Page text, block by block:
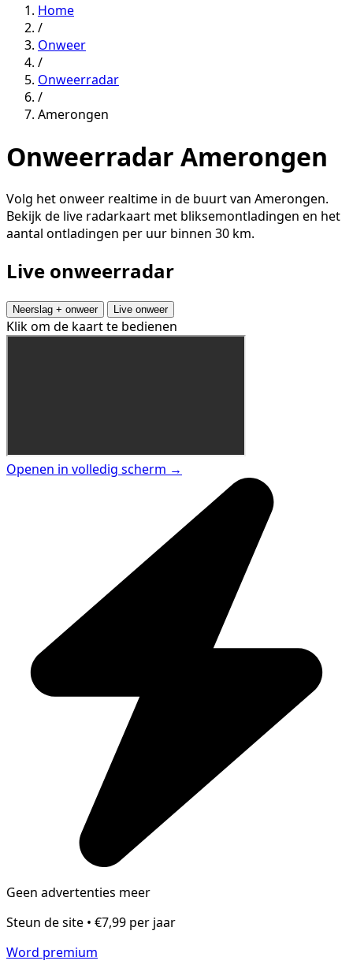
Home
/
Onweer
/
Onweerradar
/
Amerongen
Onweerradar Amerongen
Volg het onweer realtime in de buurt van Amerongen.
Bekijk de live radarkaart met bliksemontladingen en het
aantal ontladingen per uur binnen 30 km.
Live onweerradar
Neerslag + onweer Live onweer
Klik om de kaart te bedienen
Openen in volledig scherm →
Geen advertenties meer
Steun de site • €7,99 per jaar
Word premium